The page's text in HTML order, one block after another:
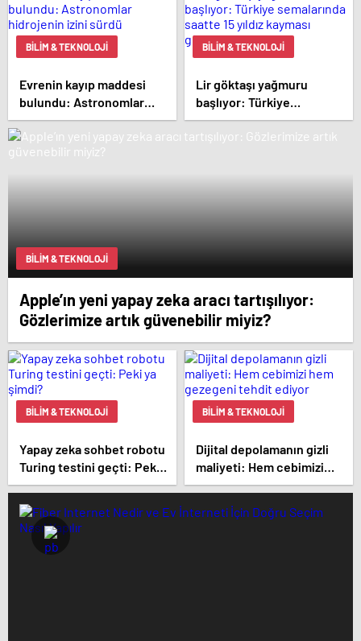
BILIM & TEKNOLOJI
Evrenin kayıp maddesi
bulundu: Astronomlar
hidrojenin izini sürdü
BILIM & TEKNOLOJI
Lir göktaşı yağmuru
başlıyor: Türkiye
semalarında saatte 15
yıldız kayması
BILIM & TEKNOLOJI
Apple’ın yeni yapay zeka aracı tartışılıyor:
Gözlerimize artık güvenebilir miyiz?
BILIM & TEKNOLOJI
Yapay zeka sohbet robotu
Turing testini geçti: Peki
ya şimdi?
BILIM & TEKNOLOJI
Dijital depolamanın gizli
maliyeti: Hem cebimizi
hem gezegeni tehdit